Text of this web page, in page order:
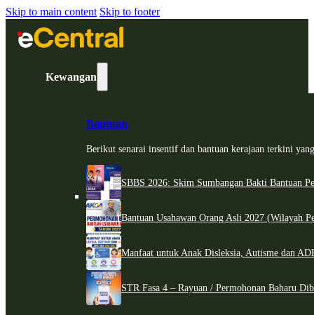
Skip to main content Skip to footer
Kewangan
Bantuan
Berikut senarai insentif dan bantuan kerajaan terkini
SBBS 2026: Skim Sumbangan Bakti Bantuan
Bantuan Usahawan Orang Asli 2027 (Wilayah
Manfaat untuk Anak Disleksia, Autisme dan
STR Fasa 4 – Rayuan / Permohonan Baharu